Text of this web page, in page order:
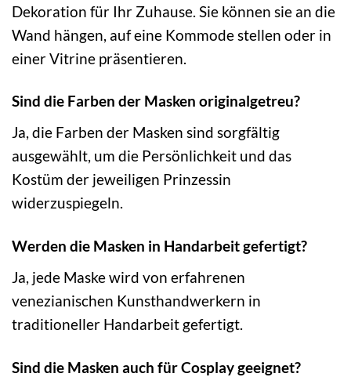
Dekoration für Ihr Zuhause. Sie können sie an die
Wand hängen, auf eine Kommode stellen oder in
einer Vitrine präsentieren.
Sind die Farben der Masken originalgetreu?
Ja, die Farben der Masken sind sorgfältig
ausgewählt, um die Persönlichkeit und das
Kostüm der jeweiligen Prinzessin
widerzuspiegeln.
Werden die Masken in Handarbeit gefertigt?
Ja, jede Maske wird von erfahrenen
venezianischen Kunsthandwerkern in
traditioneller Handarbeit gefertigt.
Sind die Masken auch für Cosplay geeignet?